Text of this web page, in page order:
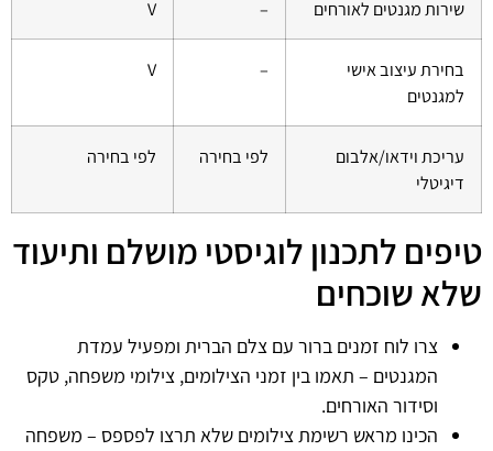
שירות מגנטים לאורחים –
V
בחירת עיצוב אישי
למגנטים
–
V
עריכת וידאו/אלבום
דיגיטלי
לפי בחירה לפי בחירה
טיפים לתכנון לוגיסטי מושלם ותיעוד
שלא שוכחים
צרו לוח זמנים ברור עם צלם הברית ומפעיל עמדת
המגנטים – תאמו בין זמני הצילומים, צילומי משפחה, טקס
וסידור האורחים.
הכינו מראש רשימת צילומים שלא תרצו לפספס – משפחה